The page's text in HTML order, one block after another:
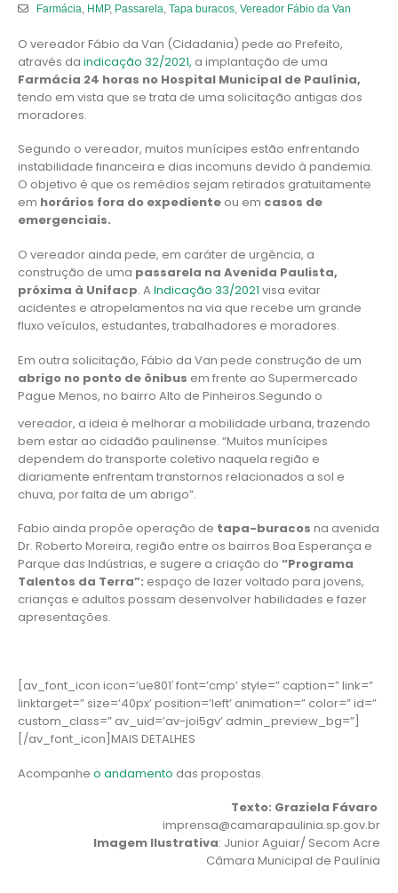
Farmácia
HMP, Passarela Tapa buracos, Vereador Fábio da Van
O vereador Fábio da Van (Cidadania) pede ao Prefeito,
através da indicação 32/2021, a implantação de uma
Farmácia 24 horas no Hospital Municipal de Paulínia,
tendo em vista que se trata de uma solicitação antigas dos
moradores.
Segundo o vereador, muitos munícipes estão enfrentando
instabilidade financeira e dias incomuns devido à pandemia.
O objetivo é que os remédios sejam retirados gratuitamente
em horários fora do expediente ou em casos de
emergenciais.
O vereador ainda pede, em caráter de urgência, a
construção de uma passarela na Avenida Paulista,
próxima à Unifacp. A Indicação 33/2021 visa evitar
acidentes e atropelamentos na via que recebe um grande
fluxo veículos, estudantes, trabalhadores e moradores.
Em outra solicitação, Fábio da Van pede construção de um
abrigo no ponto de ônibus em frente ao Supermercado
Pague Menos, no bairro Alto de Pinheiros.Segundo o
vereador, a ideia é melhorar a mobilidade urbana, trazendo
bem estar ao cidadão paulinense. “Muitos munícipes
dependem do transporte coletivo naquela região e
diariamente enfrentam transtornos relacionados a sol e
chuva, por falta de um abrigo”.
Fabio ainda propõe operação de tapa-buracos na avenida
Dr. Roberto Moreira, região entre os bairros Boa Esperança e
Parque das Indústrias, e sugere a criação do “Programa
Talentos da Terra”: espaço de lazer voltado para jovens,
crianças e adultos possam desenvolver habilidades e fazer
apresentações.
[av_font_icon icon=’ue801′ font=’cmp’ style=” caption=” link=”
linktarget=” size=’40px’ position=’left’ animation=” color=” id=”
custom_class=” av_uid=’av-joi5gv’ admin_preview_bg=”]
[/av_font_icon]MAIS DETALHES
Acompanhe o andamento das propostas.
Texto: Graziela Fávaro
imprensa@camarapaulinia.sp.gov.br
Imagem Ilustrativa: Junior Aguiar/ Secom Acre
Câmara Municipal de Paulínia